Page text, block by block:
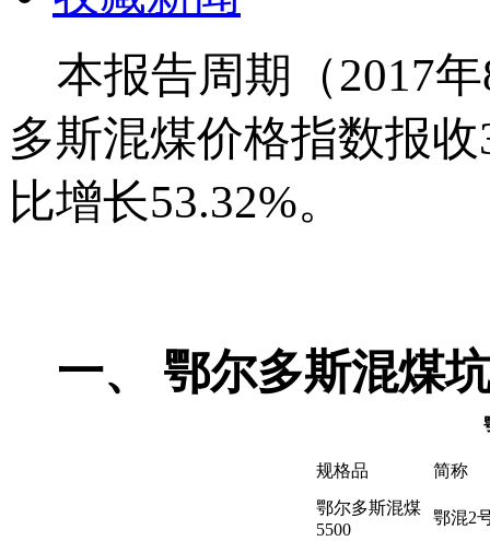
本报告周期（2017年
多斯混煤价格指数报
比增长53.32%。
一、 鄂尔多斯混煤
规格品
简称
鄂尔多斯混煤
5500
鄂混2